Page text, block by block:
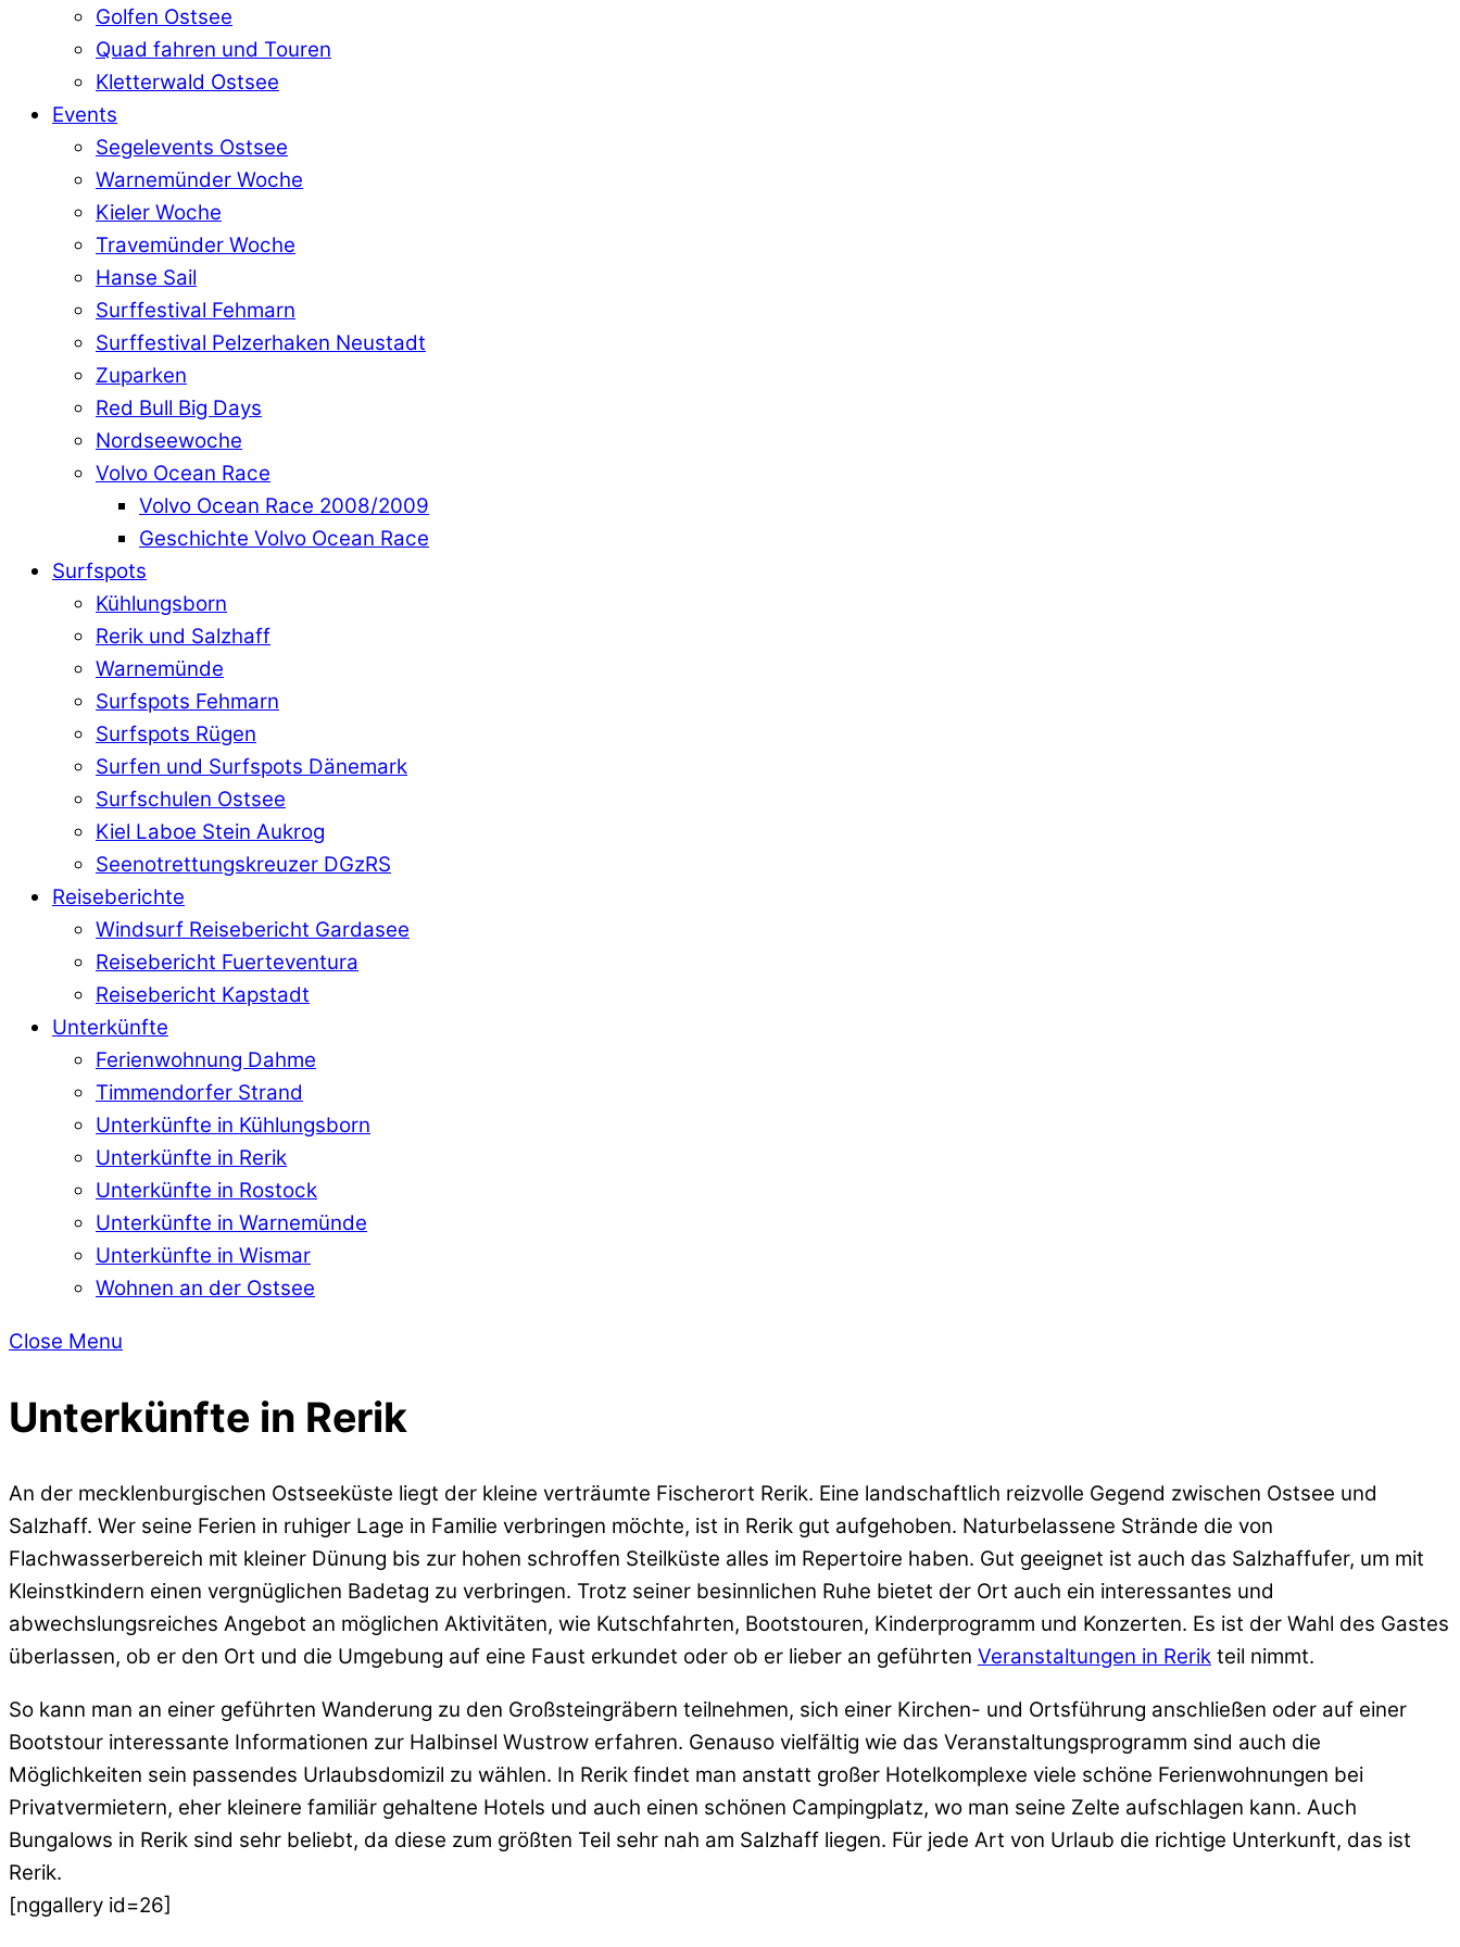
Golfen Ostsee
Quad fahren und Touren
Kletterwald Ostsee
Events
Segelevents Ostsee
Warnemünder Woche
Kieler Woche
Travemünder Woche
Hanse Sail
Surffestival Fehmarn
Surffestival Pelzerhaken Neustadt
Zuparken
Red Bull Big Days
Nordseewoche
Volvo Ocean Race
Volvo Ocean Race 2008/2009
Geschichte Volvo Ocean Race
Surfspots
Kühlungsborn
Rerik und Salzhaff
Warnemünde
Surfspots Fehmarn
Surfspots Rügen
Surfen und Surfspots Dänemark
Surfschulen Ostsee
Kiel Laboe Stein Aukrog
Seenotrettungskreuzer DGzRS
Reiseberichte
Windsurf Reisebericht Gardasee
Reisebericht Fuerteventura
Reisebericht Kapstadt
Unterkünfte
Ferienwohnung Dahme
Timmendorfer Strand
Unterkünfte in Kühlungsborn
Unterkünfte in Rerik
Unterkünfte in Rostock
Unterkünfte in Warnemünde
Unterkünfte in Wismar
Wohnen an der Ostsee
Close Menu
Unterkünfte in Rerik
An der mecklenburgischen Ostseeküste liegt der kleine verträumte Fischerort Rerik. Eine landschaftlich reizvolle Gegend zwischen Ostsee und
Salzhaff. Wer seine Ferien in ruhiger Lage in Familie verbringen möchte, ist in Rerik gut aufgehoben. Naturbelassene Strände die von
Flachwasserbereich mit kleiner Dünung bis zur hohen schroffen Steilküste alles im Repertoire haben. Gut geeignet ist auch das Salzhaffufer, um mit
Kleinstkindern einen vergnüglichen Badetag zu verbringen. Trotz seiner besinnlichen Ruhe bietet der Ort auch ein interessantes und
abwechslungsreiches Angebot an möglichen Aktivitäten, wie Kutschfahrten, Bootstouren, Kinderprogramm und Konzerten. Es ist der Wahl des Gastes
überlassen, ob er den Ort und die Umgebung auf eine Faust erkundet oder ob er lieber an geführten Veranstaltungen in Rerik teil nimmt.
So kann man an einer geführten Wanderung zu den Großsteingräbern teilnehmen, sich einer Kirchen- und Ortsführung anschließen oder auf einer
Bootstour interessante Informationen zur Halbinsel Wustrow erfahren. Genauso vielfältig wie das Veranstaltungsprogramm sind auch die
Möglichkeiten sein passendes Urlaubsdomizil zu wählen. In Rerik findet man anstatt großer Hotelkomplexe viele schöne Ferienwohnungen bei
Privatvermietern, eher kleinere familiär gehaltene Hotels und auch einen schönen Campingplatz, wo man seine Zelte aufschlagen kann. Auch
Bungalows in Rerik sind sehr beliebt, da diese zum größten Teil sehr nah am Salzhaff liegen. Für jede Art von Urlaub die richtige Unterkunft, das ist
Rerik.
[nggallery id=26]